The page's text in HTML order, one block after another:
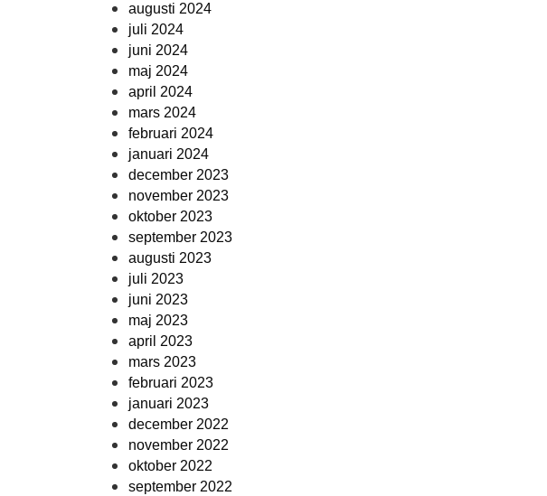
augusti 2024
juli 2024
juni 2024
maj 2024
april 2024
mars 2024
februari 2024
januari 2024
december 2023
november 2023
oktober 2023
september 2023
augusti 2023
juli 2023
juni 2023
maj 2023
april 2023
mars 2023
februari 2023
januari 2023
december 2022
november 2022
oktober 2022
september 2022